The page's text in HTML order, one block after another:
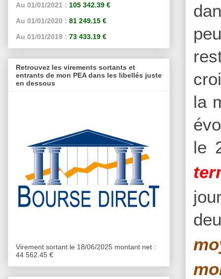
la
le
Au 01/01/2021 : 105 342.39 €
Au 01/01/2020 : 81 249.15 €
Au 01/01/2019 : 73 433.19 €
Retrouvez les virements sortants et
entrants de mon PEA dans les libellés juste
en dessous
Virement sortant le 18/06/2025 montant net :
44 562.45 €